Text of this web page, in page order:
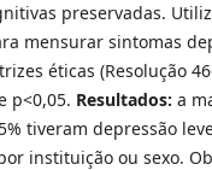
preservadas.
mensurar sintomas
éticas (Resolução
p<0,05. Resultados: a
tiveram depressão
instituição ou sexo.